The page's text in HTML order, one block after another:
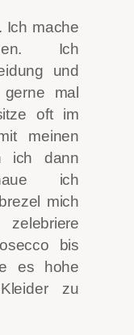
Ich mache
Ich
und
mal
oft im
meinen
ich dann
ich
mich
bis
es hohe
zu